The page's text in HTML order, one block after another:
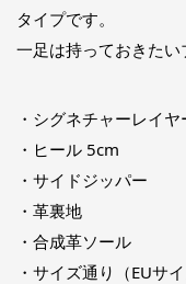
タイプです。
一足は持っておきたい
・シグネチャーレイ
・ヒール 5cm
・サイドジッパー
・革裏地
・合成革ソール
・サイズ通り（EUサイ